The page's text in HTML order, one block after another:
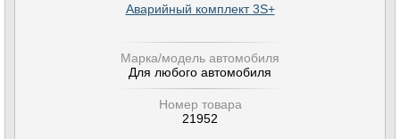
Аварийный комплект 3S+
Марка/модель автомобиля
Для любого автомобиля
Номер товара
21952